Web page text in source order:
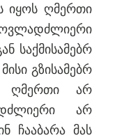
იყოს ღმერთი
საქმისამებრ
გზისამებრ
ღმერთი არ
არ
ჩააბარა მას